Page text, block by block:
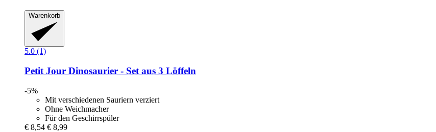
Warenkorb
5.0 (1)
Petit Jour Dinosaurier -​ Set aus 3 Löffeln
-5%
Mit verschiedenen Sauriern verziert
Ohne Weichmacher
Für den Geschirrspüler
€ 8,54 € 8,99